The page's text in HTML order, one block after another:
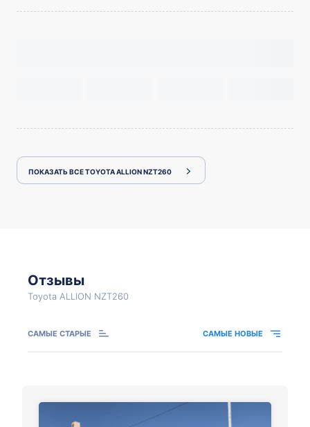
ПОКАЗАТЬ ВСЕ TOYOTA ALLION NZT260
Отзывы
Toyota ALLION NZT260
САМЫЕ СТАРЫЕ САМЫЕ НОВЫЕ